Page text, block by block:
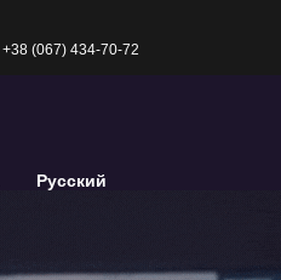
+38 (067) 434-70-72
Русский